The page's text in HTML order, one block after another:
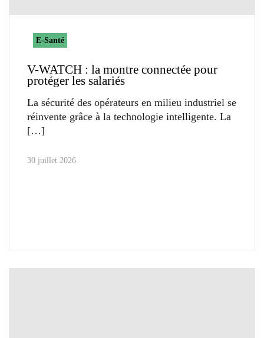
E-Santé
V-WATCH : la montre connectée pour
protéger les salariés
La sécurité des opérateurs en milieu industriel se
réinvente grâce à la technologie intelligente. La
30 juillet 2026